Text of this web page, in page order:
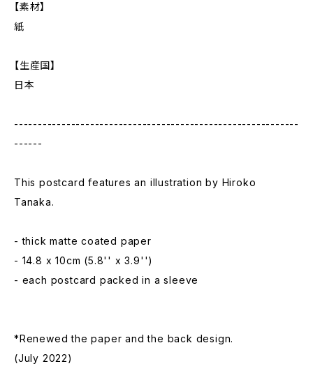
【素材】
紙
【生産国】
日本
------------------------------------------------------------
------
This postcard features an illustration by Hiroko
Tanaka.
- thick matte coated paper
- 14.8 x 10cm (5.8'' x 3.9'')
- each postcard packed in a sleeve
*Renewed the paper and the back design.
(July 2022)